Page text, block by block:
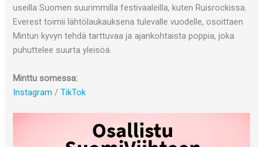
useilla Suomen suurimmilla festivaaleilla, kuten Ruisrockissa.
Everest toimii lähtölaukauksena tulevalle vuodelle, osoittaen
Mintun kyvyn tehdä tarttuvaa ja ajankohtaista poppia, joka
puhuttelee suurta yleisöä.
Minttu somessa:
Instagram/TikTok